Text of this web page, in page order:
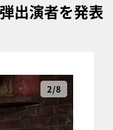
出演者を発表
2/8